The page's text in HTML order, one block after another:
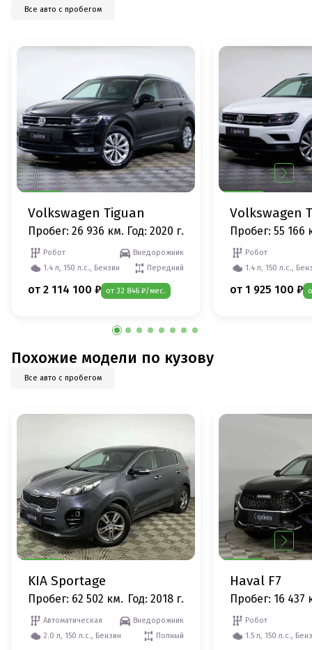
Все авто с пробегом
Volkswagen Tiguan
Пробег: 26 936 км. Год: 2020 г.
Робот
Внедорожник
1.4 л, 150 л.с., Бензин
Передний
от 2 114 100 ₽ от 32 846 ₽/мес.
Volkswagen
Пробег: 55 166
Робот
1.4 л, 150 л.с.,
от 1 925 100 ₽
Похожие модели по кузову
Все авто с пробегом
KIA Sportage
Пробег: 62 502 км. Год: 2018 г.
Автоматическая
Внедорожник
2.0 л, 150 л.с., Бензин
Полный
Haval F7
Пробег: 16 437
Робот
1.5 л, 150 л.с.,